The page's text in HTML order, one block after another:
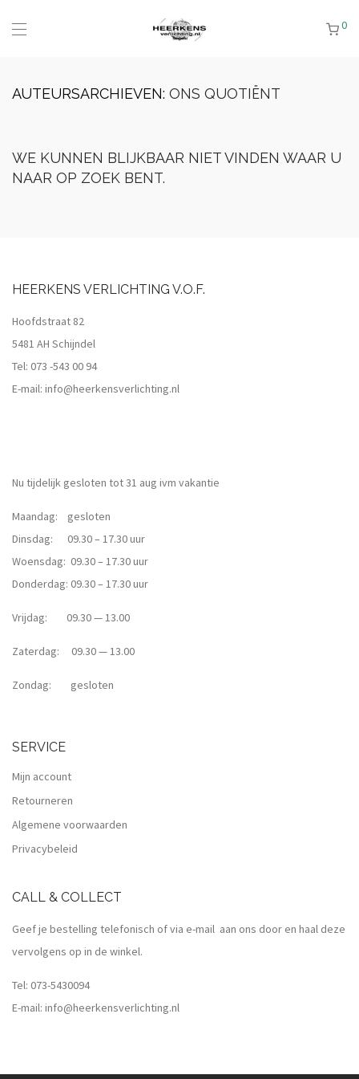
0
AUTEURSARCHIEVEN: ONS QUOTIËNT
WE KUNNEN BLIJKBAAR NIET VINDEN WAAR U
NAAR OP ZOEK BENT.
HEERKENS VERLICHTING V.O.F.
Hoofdstraat 82
5481 AH Schijndel
Tel: 073 -543 00 94
E-mail: info@heerkensverlichting.nl
Nu tijdelijk gesloten tot 31 aug ivm vakantie
Maandag: gesloten
Dinsdag: 09.30 – 17.30 uur
Woensdag: 09.30 – 17.30 uur
Donderdag: 09.30 – 17.30 uur
Vrijdag: 09.30 — 13.00
Zaterdag: 09.30 — 13.00
Zondag: gesloten
SERVICE
Mijn account
Retourneren
Algemene voorwaarden
Privacybeleid
CALL & COLLECT
Geef je bestelling telefonisch of via e-mail aan ons door en haal deze
vervolgens op in de winkel.
Tel: 073-5430094
E-mail: info@heerkensverlichting.nl